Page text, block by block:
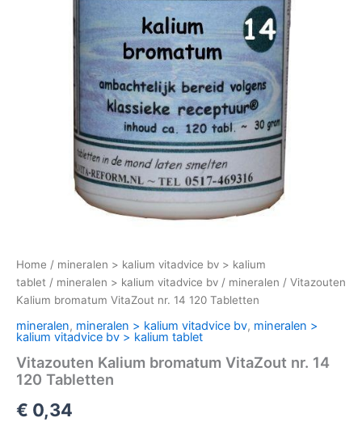
Home / mineralen > kalium vitadvice bv > kalium
tablet / mineralen > kalium vitadvice bv / mineralen / Vitazouten
Kalium bromatum VitaZout nr. 14 120 Tabletten
mineralen, mineralen > kalium vitadvice bv, mineralen >
kalium vitadvice bv > kalium tablet
Vitazouten Kalium bromatum VitaZout nr. 14
120 Tabletten
€ 0,34